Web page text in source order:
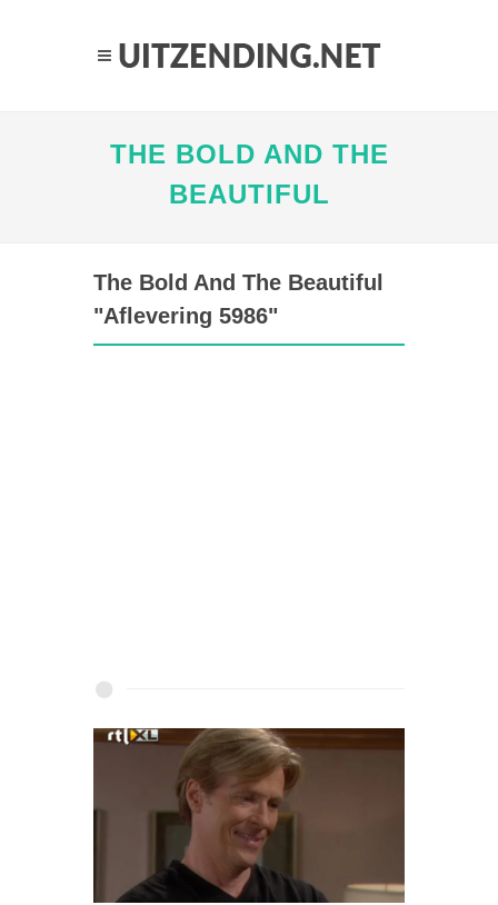
THE BOLD AND THE
BEAUTIFUL
The Bold And The Beautiful
"Aflevering 5986"